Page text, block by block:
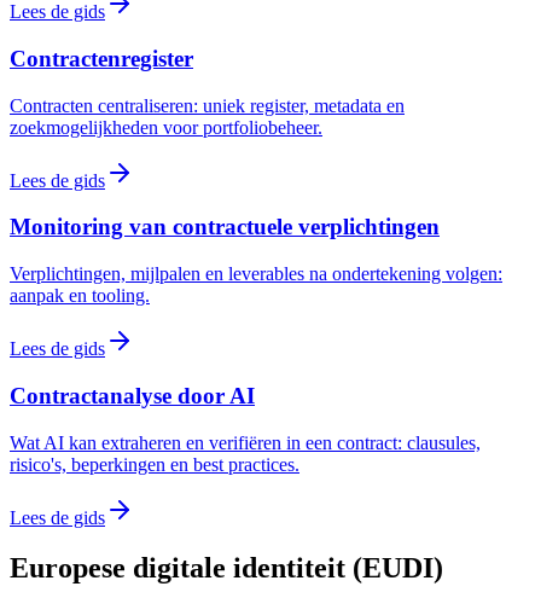
Lees de gids
Contractenregister
Contracten centraliseren: uniek register, metadata en
zoekmogelijkheden voor portfoliobeheer.
Lees de gids
Monitoring van contractuele verplichtingen
Verplichtingen, mijlpalen en leverables na ondertekening volgen:
aanpak en tooling.
Lees de gids
Contractanalyse door AI
Wat AI kan extraheren en verifiëren in een contract: clausules,
risico's, beperkingen en best practices.
Lees de gids
Europese digitale identiteit (EUDI)